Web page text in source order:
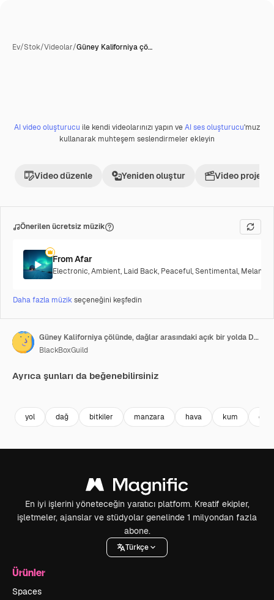
Ev/Stok/Videolar/Güney Kaliforniya çö…
Premium
AI video oluşturucu ile kendi videolarınızı yapın veAI ses oluşturucu'muz
kullanarak muhteşem seslendirmeler ekleyin
Video düzenle Yeniden oluştur Video projesi
Önerilen ücretsiz müzik
From Afar
Electronic,Ambient, Laid Back, Peaceful,Sentimental,
Daha fazla müzikseçeneğini keşfedin
Güney Kaliforniya çölünde, dağlar arasındaki açık bir yolda DJI Phantom 4 Pro
BlackBoxGuild
Ayrıca şunları da beğenebilirsiniz
yol dağ bitkiler manzara hava kum çöl
En iyi işlerini yöneteceğin yaratıcı platform. Kreatif ekipler,
işletmeler, ajanslar ve stüdyolar genelinde 1 milyondan fazla
abone.
Türkçe
Ürünler
Spaces